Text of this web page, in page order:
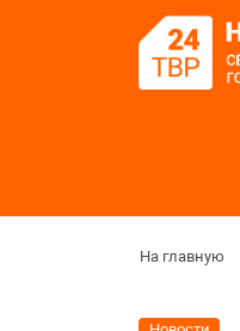
На главную